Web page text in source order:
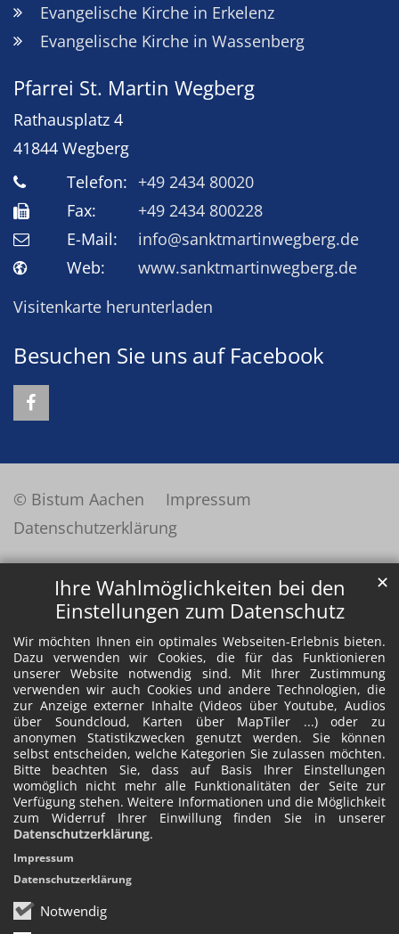
Ihre Wahlmöglichkeiten bei den
Einstellungen zum Datenschutz
Wir möchten Ihnen ein optimales Webseiten-Erlebnis bieten.
Dazu verwenden wir Cookies, die für das Funktionieren
unserer Website notwendig sind. Mit Ihrer Zustimmung
verwenden wir auch Cookies und andere Technologien, die
zur Anzeige externer Inhalte (Videos über Youtube, Audios
über Soundcloud, Karten über MapTiler ...) oder zu
anonymen Statistikzwecken genutzt werden. Sie können
selbst entscheiden, welche Kategorien Sie zulassen möchten.
Bitte beachten Sie, dass auf Basis Ihrer Einstellungen
womöglich nicht mehr alle Funktionalitäten der Seite zur
Verfügung stehen. Weitere Informationen und die Möglichkeit
zum Widerruf Ihrer Einwillung finden Sie in unserer
Datenschutzerklärung.
Notwendig
✕
Impressum
Datenschutzerklärung
Evangelische Kirche in Erkelenz
Evangelische Kirche in Wassenberg
Pfarrei St. Martin Wegberg
Rathausplatz 4
41844 Wegberg
Telefon: +49 2434 80020
Fax:
+49 2434 800228
E-Mail:
info@sanktmartinwegberg.de
Web:
www.sanktmartinwegberg.de
Visitenkarte herunterladen
Besuchen Sie uns auf Facebook
© Bistum Aachen
Impressum
Datenschutzerklärung